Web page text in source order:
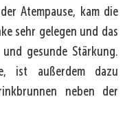
Atempause, kam die
sehr gelegen und das
gesunde Stärkung.
ist außerdem dazu
neben der